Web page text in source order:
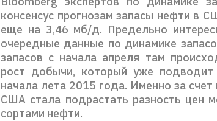
консенсус прогнозам запасы нефти в
еще на 3,46 мб/д. Предельно
очередные данные по динамике
запасов с начала апреля там
рост добычи, который уже
начала лета 2015 года. Именно за
США стала подрастать разность цен
сортами нефти.